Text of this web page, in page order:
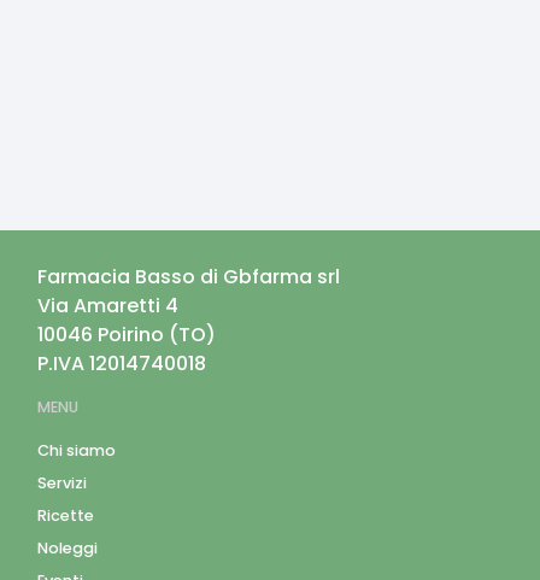
Farmacia Basso di Gbfarma srl
Via Amaretti 4
10046 Poirino (TO)
P.IVA12014740018
MENU
Chi siamo
Servizi
Ricette
Noleggi